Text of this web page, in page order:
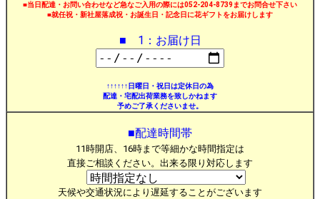
■当日配達・お問い合わせなど急なご入用の際には052-204-8739までお問合せ下さい
■就任祝・新社屋落成祝・お誕生日・記念日に花ギフトをお届けします
■ 1：お届け日
↑↑↑↑↑↑日曜日・祝日は定休日の為
配達・宅配出荷業務を致しかねます
予めご了承くださいませ。
■配達時間帯
11時開店、16時まで等細かな時間指定は
直接ご相談ください。出来る限り対応します
天候や交通状況により遅延することがございます